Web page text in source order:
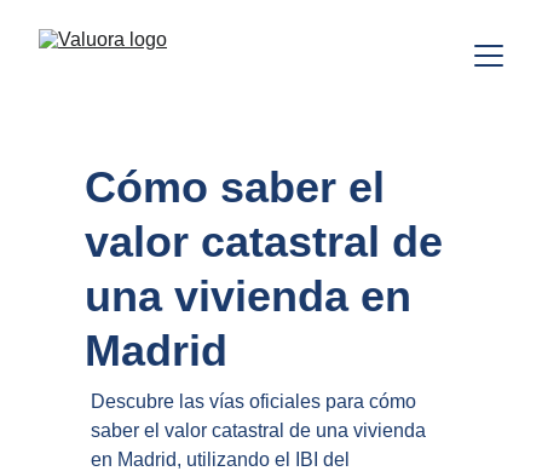
Cómo saber el
valor catastral de
una vivienda en
Madrid
Descubre las vías oficiales para cómo
saber el valor catastral de una vivienda
en Madrid, utilizando el IBI del